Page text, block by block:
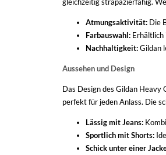
Atmungsaktivität: Die
Farbauswahl: Erhältlich
Nachhaltigkeit:Gildan
Aussehen und Design
Das Design des Gildan Heavy
perfekt für jeden Anlass. Die
Lässig mit Jeans:
Sportlich mit Shorts:
Schick unter einer